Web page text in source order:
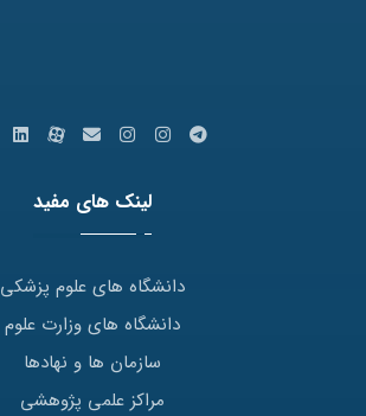
لینک های مفید
دانشگاه های علوم پزشکی
دانشگاه های وزارت علوم
سازمان ها و نهادها
مراکز علمی پژوهشی